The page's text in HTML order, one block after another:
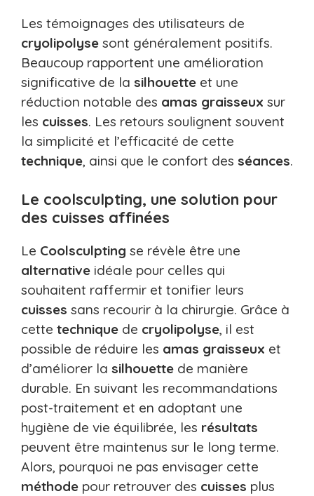
Les témoignages des utilisateurs de
cryolipolyse sont généralement positifs.
Beaucoup rapportent une amélioration
significative de la silhouette et une
réduction notable des amas graisseux sur
les cuisses. Les retours soulignent souvent
la simplicité et l’efficacité de cette
technique, ainsi que le confort des séances.
Le coolsculpting, une solution pour
des cuisses affinées
Le Coolsculpting se révèle être une
alternative idéale pour celles qui
souhaitent raffermir et tonifier leurs
cuisses sans recourir à la chirurgie. Grâce à
cette technique de cryolipolyse, il est
possible de réduire les amas graisseux et
d’améliorer la silhouette de manière
durable. En suivant les recommandations
post-traitement et en adoptant une
hygiène de vie équilibrée, les résultats
peuvent être maintenus sur le long terme.
Alors, pourquoi ne pas envisager cette
méthode pour retrouver des cuisses plus